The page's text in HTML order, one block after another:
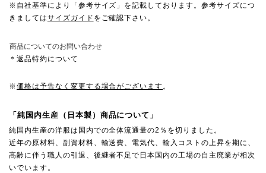
※自社基準により「参考サイズ」を記載しております。参考サイズにつ
きましてはサイズガイド をご確認下さい。
商品についてのお問い合わせ
＊返品特約について
※価格は予告なく変更する場合がございます 。
「純国内生産（日本製）商品について」
純国内生産の洋服は国内での全体流通量の2％を切りました。
近年の原材料、副資材料、輸送費、電気代、輸入コストの上昇を期に、
高齢に伴う職人の引退、後継者不足で日本国内の工場の自主廃業が相次
いでいます。